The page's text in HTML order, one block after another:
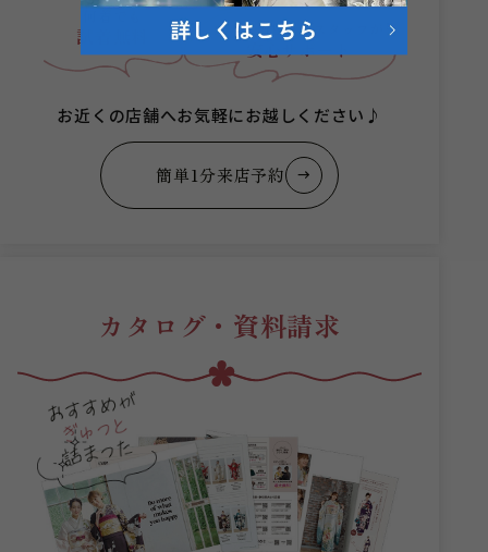
試着無料 成人式当日までスタッフが
安心サポート
お近くの店舗へお気軽にお越しください♪
簡単1分来店予約
カタログ・資料請求